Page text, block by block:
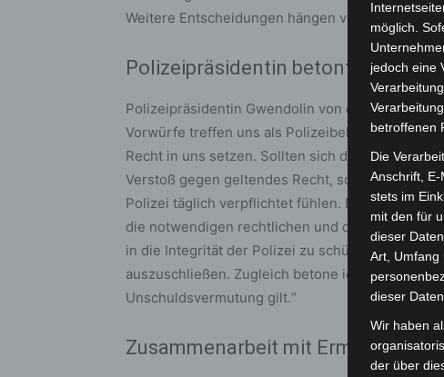
Weitere Entscheidungen hängen vom Ausgang
Polizeipräsidentin betont
Polizeipräsidentin Gwendolin von der Osten
Vorwürfe treffen uns als Polizeibehörde und
Recht in uns setzen. Sollten sich die Vorwürfe
Verstoß gegen geltendes Recht, sondern auch
Polizei täglich verpflichtet fühlen. Deshalb
die notwendigen rechtlichen und
in die Integrität der Polizei zu schützen und
auszuschließen. Zugleich betone ich, dass bis
Unschuldsvermutung gilt.“
Zusammenarbeit mit
möglich.
jedoch eine
betroffenen
Die
Anschrift,
stets im
mit den für
dieser
Art, Umfang
dieser
Wir haben
der über